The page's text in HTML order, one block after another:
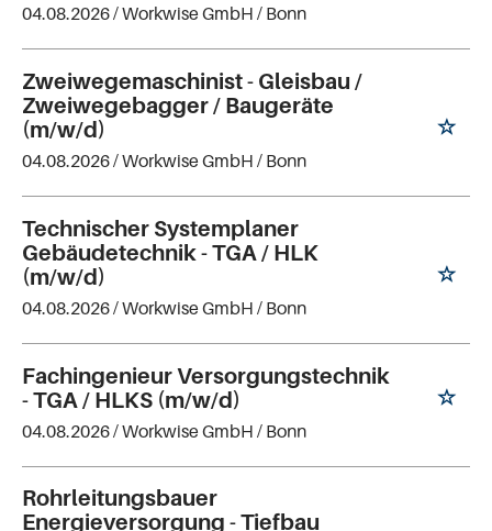
04.08.2026 /Workwise GmbH / Bonn
Zweiwegemaschinist - Gleisbau /
Zweiwegebagger / Baugeräte
(m/w/d)
04.08.2026 /Workwise GmbH / Bonn
Technischer Systemplaner
Gebäudetechnik - TGA / HLK
(m/w/d)
04.08.2026 /Workwise GmbH / Bonn
Fachingenieur Versorgungstechnik
- TGA / HLKS (m/w/d)
04.08.2026 /Workwise GmbH / Bonn
Rohrleitungsbauer
Energieversorgung - Tiefbau